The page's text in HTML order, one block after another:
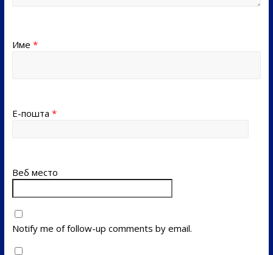
Име *
Е-пошта *
Веб место
Notify me of follow-up comments by email.